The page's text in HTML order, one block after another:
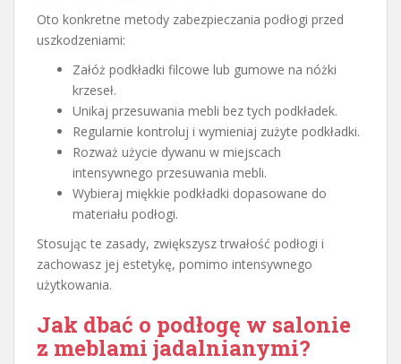
Oto konkretne metody zabezpieczania podłogi przed
uszkodzeniami:
Załóż podkładki filcowe lub gumowe na nóżki
krzeseł.
Unikaj przesuwania mebli bez tych podkładek.
Regularnie kontroluj i wymieniaj zużyte podkładki.
Rozważ użycie dywanu w miejscach
intensywnego przesuwania mebli.
Wybieraj miękkie podkładki dopasowane do
materiału podłogi.
Stosując te zasady, zwiększysz trwałość podłogi i
zachowasz jej estetykę, pomimo intensywnego
użytkowania.
Jak dbać o podłogę w salonie
z meblami jadalnianymi?